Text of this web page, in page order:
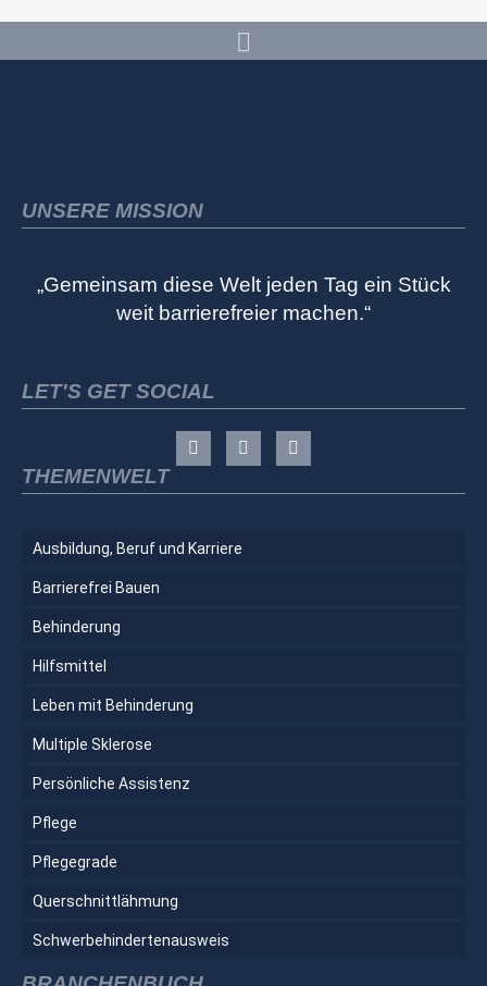
UNSERE MISSION
„Gemeinsam diese Welt jeden Tag ein Stück
weit barrierefreier machen.“
LET'S GET SOCIAL
THEMENWELT
Ausbildung, Beruf und Karriere
Barrierefrei Bauen
Behinderung
Hilfsmittel
Leben mit Behinderung
Multiple Sklerose
Persönliche Assistenz
Pflege
Pflegegrade
Querschnittlähmung
Schwerbehindertenausweis